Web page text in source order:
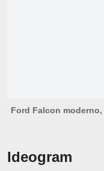
Ford Falcon
Ideogram